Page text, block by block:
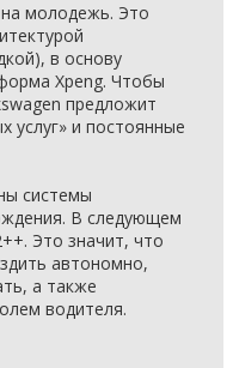
молодежь. Это
в основу
Xpeng. Чтобы
предложит
услуг» и постоянные
системы
В следующем
Это значит, что
автономно,
а также
водителя.